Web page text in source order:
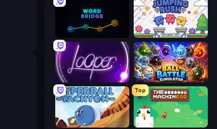
Word Bridge Jumping Rush
Looper Ball Battle Simulator
Hyperball Tachyon
Top
The MachinEGG